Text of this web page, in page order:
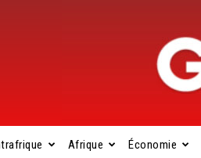
Afrique Économie